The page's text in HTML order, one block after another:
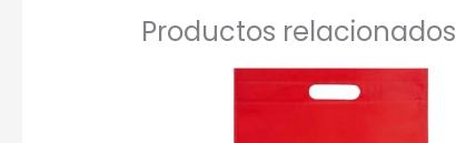
Productos relacionados